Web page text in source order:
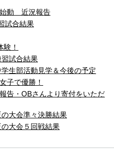
動 近況報告
試合結果
！
試合結果
生部活動見学＆今後の予定
子で優勝！
告・OBさんより寄付をいただ
大会準々決勝結果
大会５回戦結果